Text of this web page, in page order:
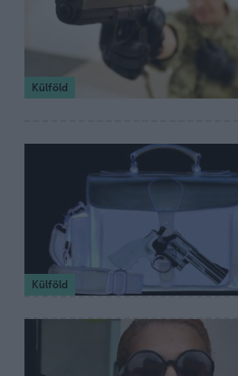
Külföld
Külföld